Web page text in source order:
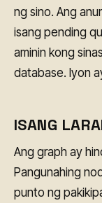
ng sino. Ang
isang pending
aminin kong
database. Iyon
ISANG
Ang graph ay
Pangunahing
punto ng